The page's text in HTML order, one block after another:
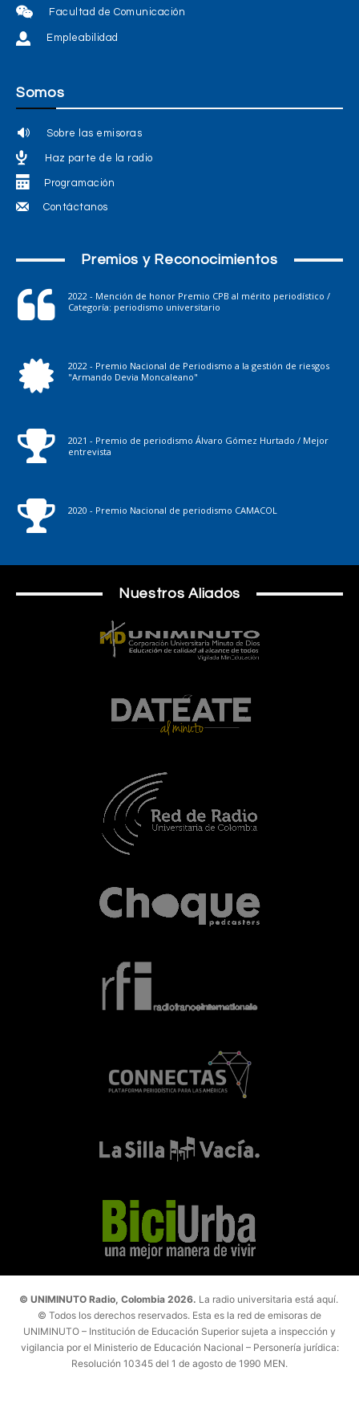
Facultad de Comunicación
Empleabilidad
Somos
Sobre las emisoras
Haz parte de la radio
Programación
Contáctanos
Premios y Reconocimientos
2022 - Mención de honor Premio CPB al mérito periodístico /
Categoría: periodismo universitario
2022 - Premio Nacional de Periodismo a la gestión de riesgos
"Armando Devia Moncaleano"
2021 - Premio de periodismo Álvaro Gómez Hurtado / Mejor
entrevista
2020 - Premio Nacional de periodismo CAMACOL
Nuestros Aliados
© UNIMINUTO Radio, Colombia 2026. La radio universitaria está aquí.
© Todos los derechos reservados. Esta es la red de emisoras de
UNIMINUTO – Institución de Educación Superior sujeta a inspección y
vigilancia por el Ministerio de Educación Nacional – Personería jurídica:
Resolución 10345 del 1 de agosto de 1990 MEN.